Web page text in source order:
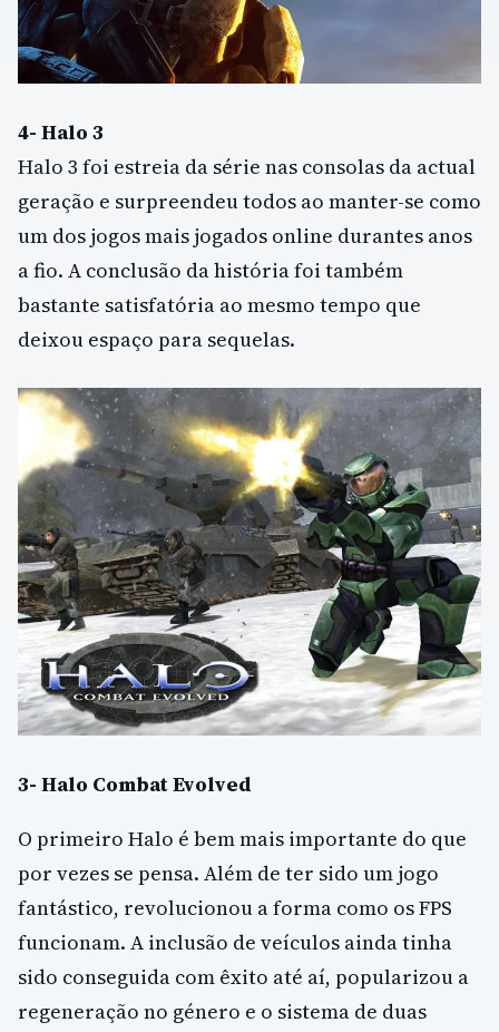
4- Halo 3
Halo 3 foi estreia da série nas consolas da actual
geração e surpreendeu todos ao manter-se como
um dos jogos mais jogados online durantes anos
a fio. A conclusão da história foi também
bastante satisfatória ao mesmo tempo que
deixou espaço para sequelas.
3- Halo Combat Evolved
O primeiro Halo é bem mais importante do que
por vezes se pensa. Além de ter sido um jogo
fantástico, revolucionou a forma como os FPS
funcionam. A inclusão de veículos ainda tinha
sido conseguida com êxito até aí, popularizou a
regeneração no género e o sistema de duas